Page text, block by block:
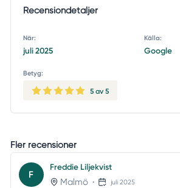
Recensiondetaljer
När:
juli 2025
Källa:
Google
Betyg:
5av 5
Fler recensioner
F
Freddie Liljekvist
Malmö • juli 2025